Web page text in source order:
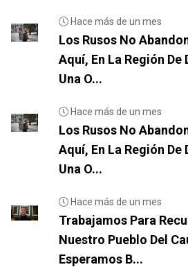
Hace más de un mes
Los Rusos No
Aquí, En La Región
Una O...
Hace más de un mes
Los Rusos No
Aquí, En La Región
Una O...
Hace más de un mes
Trabajamos Para
Nuestro Pueblo Del
Esperamos B...